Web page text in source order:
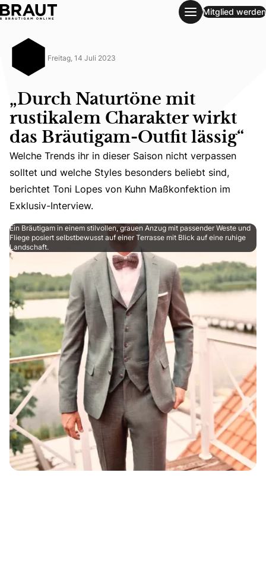
„Durch Naturtöne mit rustikalem Charakter wirkt das
Mitglied werden
Freitag, 14 Juli 2023
„Durch Naturtöne mit
rustikalem Charakter wirkt
das Bräutigam-Outfit lässig“
Welche Trends ihr in dieser Saison nicht verpassen
Welche Trends ihr in dieser Saison nicht verpassen
solltet und welche Styles besonders beliebt sind,
berichtet Toni Lopes von Kuhn Maßkonfektion im
Exklusiv-Interview.
Ein Bräutigam in einem stilvollen, grauen Anzug mit passender Weste und
Fliege posiert selbstbewusst auf einer Terrasse mit Blick auf eine ruhige
Landschaft.